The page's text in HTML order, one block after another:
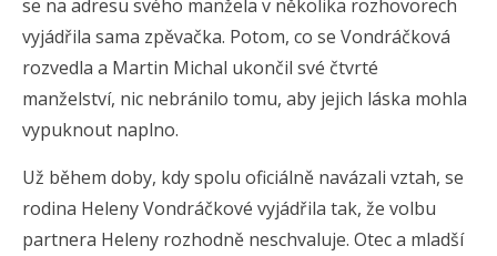
se na adresu svého manžela v několika rozhovorech
vyjádřila sama zpěvačka. Potom, co se Vondráčková
rozvedla a Martin Michal ukončil své čtvrté
manželství, nic nebránilo tomu, aby jejich láska mohla
vypuknout naplno.
Už během doby, kdy spolu oficiálně navázali vztah, se
rodina Heleny Vondráčkové vyjádřila tak, že volbu
partnera Heleny rozhodně neschvaluje. Otec a mladší